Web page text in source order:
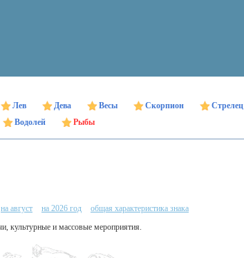
Лев Дева Весы Скорпион Стрелец
Водолей
Рыбы
на август на 2026 год
общая характеристика знака
культурные и массовые мероприятия.